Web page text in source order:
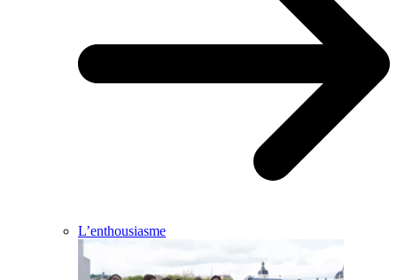
L’enthousiasme